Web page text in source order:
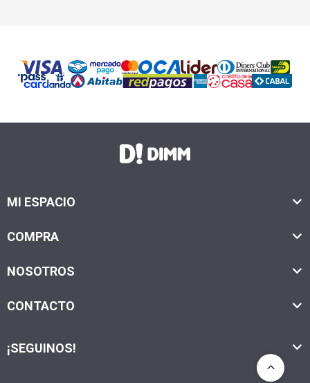
MI ESPACIO
COMPRA
NOSOTROS
CONTACTO
¡SEGUINOS!